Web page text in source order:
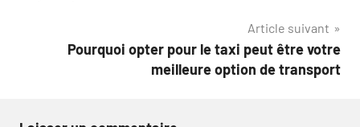
Article suivant
Pourquoi opter pour le taxi peut être votre
meilleure option de transport